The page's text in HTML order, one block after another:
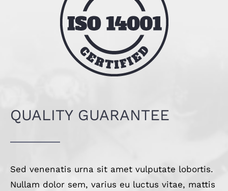
QUALITY GUARANTEE
Sed venenatis urna sit amet vulputate lobortis.
Nullam dolor sem, varius eu luctus vitae, mattis